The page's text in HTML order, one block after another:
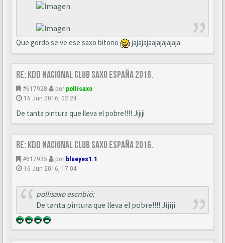
Que gordo se ve ese saxo bitono jajajajaajajajajaja
Re: KDD Nacional Club Saxo España 2016.
#617928 por pollisaxo
16 Jun 2016, 02:24
De tanta pintura que lleva el pobre!!!! Jijiji
Re: KDD Nacional Club Saxo España 2016.
#617935 por blueyes1.1
16 Jun 2016, 17:04
pollisaxo escribió:
De tanta pintura que lleva el pobre!!!! Jijiji